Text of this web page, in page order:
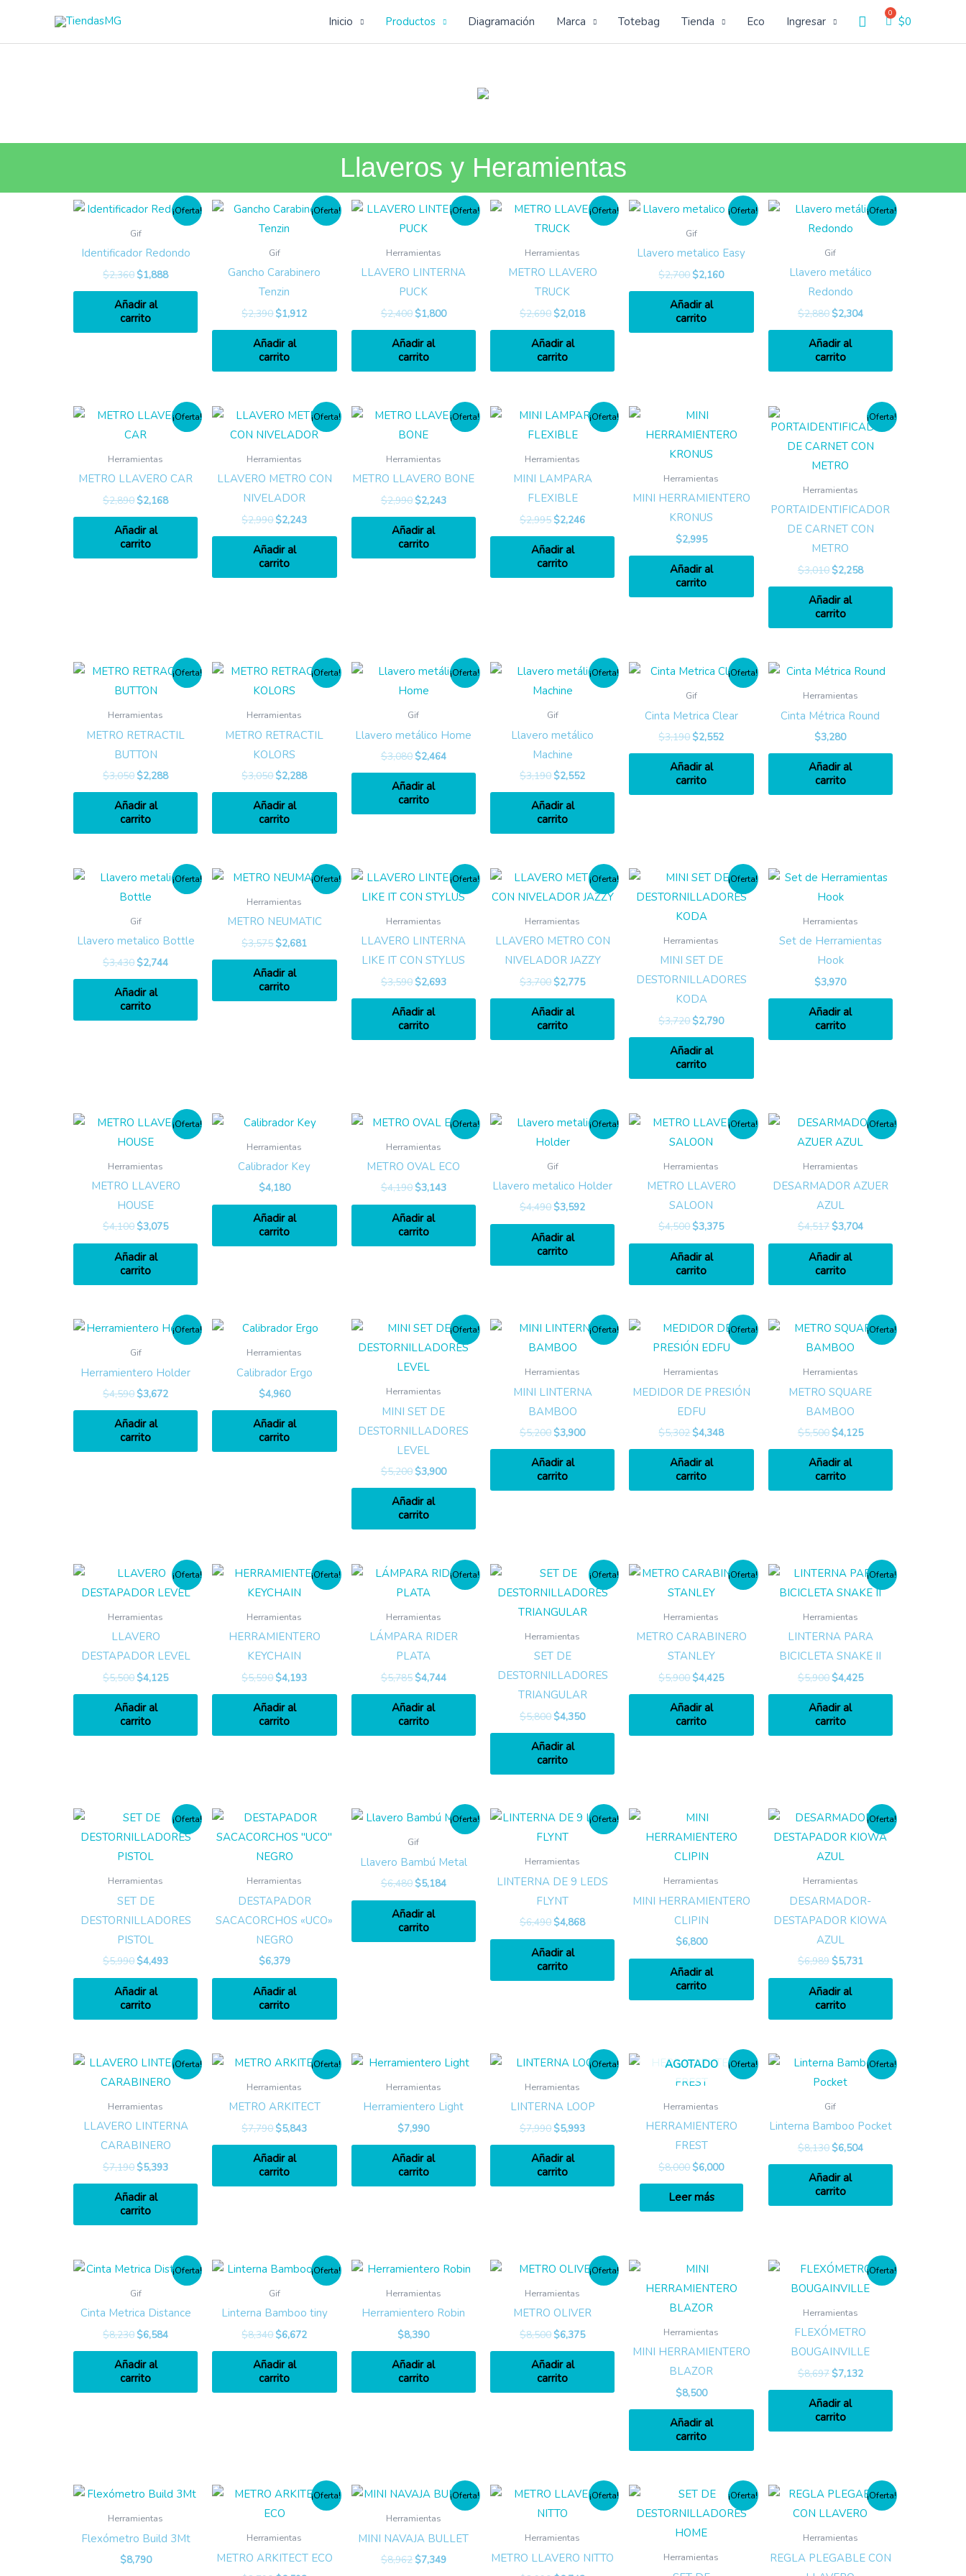
contenido
Inicio Productos Diagramación Marca Totebag Tienda Eco Ingresar Buscar$0
Llaveros y Heramientas
¡Oferta!
Gif
Identificador Redondo
$2,360 $1,888
Añadir al
carrito
¡Oferta!
Gif
Gancho Carabinero
Tenzin
$2,390$1,912
Añadir al
carrito
¡Oferta!
Herramientas
LLAVERO LINTERNA
PUCK
$2,400 $1,800
Añadir al
carrito
¡Oferta!
Herramientas
METRO LLAVERO
TRUCK
$2,690 $2,018
Añadir al
carrito
¡Oferta!
Gif
Llavero metalico Easy
$2,700$2,160
Añadir al
carrito
¡Oferta!
Gif
Llavero metálico
Redondo
$2,880 $2,304
Añadir al
carrito
¡Oferta!
Herramientas
METRO LLAVERO CAR
$2,890 $2,168
Añadir al
carrito
¡Oferta!
Herramientas
LLAVERO METRO CON
NIVELADOR
$2,990$2,243
Añadir al
carrito
¡Oferta!
Herramientas
METRO LLAVERO BONE
$2,990 $2,243
Añadir al
carrito
¡Oferta!
Herramientas
MINI LAMPARA
FLEXIBLE
$2,995 $2,246
Añadir al
carrito
Herramientas
MINI HERRAMIENTERO
KRONUS
$2,995
Añadir al
carrito
¡Oferta!
Herramientas
PORTAIDENTIFICADOR
DE CARNET CON
METRO
$3,010 $2,258
Añadir al
carrito
¡Oferta!
Herramientas
METRO RETRACTIL
BUTTON
$3,050 $2,288
Añadir al
carrito
¡Oferta!
Herramientas
METRO RETRACTIL
KOLORS
$3,050$2,288
Añadir al
carrito
¡Oferta!
Gif
Llavero metálico Home
$3,080 $2,464
Añadir al
carrito
¡Oferta!
Gif
Llavero metálico
Machine
$3,190 $2,552
Añadir al
carrito
¡Oferta!
Gif
Cinta Metrica Clear
$3,190$2,552
Añadir al
carrito
Herramientas
Cinta Métrica Round
$3,280
Añadir al
carrito
¡Oferta!
Gif
Llavero metalico Bottle
$3,430 $2,744
Añadir al
carrito
¡Oferta!
Herramientas
METRO NEUMATIC
$3,575$2,681
Añadir al
carrito
¡Oferta!
Herramientas
LLAVERO LINTERNA
LIKE IT CON STYLUS
$3,590 $2,693
Añadir al
carrito
¡Oferta!
Herramientas
LLAVERO METRO CON
NIVELADOR JAZZY
$3,700 $2,775
Añadir al
carrito
¡Oferta!
Herramientas
MINI SET DE
DESTORNILLADORES
KODA
$3,720$2,790
Añadir al
carrito
Herramientas
Set de Herramientas
Hook
$3,970
Añadir al
carrito
¡Oferta!
Herramientas
METRO LLAVERO
HOUSE
$4,100 $3,075
Añadir al
carrito
Herramientas
Calibrador Key
$4,180
Añadir al
carrito
¡Oferta!
Herramientas
METRO OVAL ECO
$4,190 $3,143
Añadir al
carrito
¡Oferta!
Gif
Llavero metalico Holder
$4,490 $3,592
Añadir al
carrito
¡Oferta!
Herramientas
METRO LLAVERO
SALOON
$4,500$3,375
Añadir al
carrito
¡Oferta!
Herramientas
DESARMADOR AZUER
AZUL
$4,517 $3,704
Añadir al
carrito
¡Oferta!
Gif
Herramientero Holder
$4,590 $3,672
Añadir al
carrito
Herramientas
Calibrador Ergo
$4,960
Añadir al
carrito
¡Oferta!
Herramientas
MINI SET DE
DESTORNILLADORES
LEVEL
$5,200 $3,900
Añadir al
carrito
¡Oferta!
Herramientas
MINI LINTERNA
BAMBOO
$5,200 $3,900
Añadir al
carrito
¡Oferta!
Herramientas
MEDIDOR DE PRESIÓN
EDFU
$5,302$4,348
Añadir al
carrito
¡Oferta!
Herramientas
METRO SQUARE
BAMBOO
$5,500 $4,125
Añadir al
carrito
¡Oferta!
Herramientas
LLAVERO
DESTAPADOR LEVEL
$5,500 $4,125
Añadir al
carrito
¡Oferta!
Herramientas
HERRAMIENTERO
KEYCHAIN
$5,590$4,193
Añadir al
carrito
¡Oferta!
Herramientas
LÁMPARA RIDER
PLATA
$5,785 $4,744
Añadir al
carrito
¡Oferta!
Herramientas
SET DE
DESTORNILLADORES
TRIANGULAR
$5,800 $4,350
Añadir al
carrito
¡Oferta!
Herramientas
METRO CARABINERO
STANLEY
$5,900$4,425
Añadir al
carrito
¡Oferta!
Herramientas
LINTERNA PARA
BICICLETA SNAKE II
$5,900 $4,425
Añadir al
carrito
¡Oferta!
Herramientas
SET DE
DESTORNILLADORES
PISTOL
$5,990 $4,493
Añadir al
carrito
Herramientas
DESTAPADOR
SACACORCHOS «UCO»
NEGRO
$6,379
Añadir al
carrito
¡Oferta!
Gif
Llavero Bambú Metal
$6,480 $5,184
Añadir al
carrito
¡Oferta!
Herramientas
LINTERNA DE 9 LEDS
FLYNT
$6,490 $4,868
Añadir al
carrito
Herramientas
MINI HERRAMIENTERO
CLIPIN
$6,800
Añadir al
carrito
¡Oferta!
Herramientas
DESARMADOR-
DESTAPADOR KIOWA
AZUL
$6,989 $5,731
Añadir al
carrito
¡Oferta!
Herramientas
LLAVERO LINTERNA
CARABINERO
$7,190 $5,393
Añadir al
carrito
¡Oferta!
Herramientas
METRO ARKITECT
$7,790$5,843
Añadir al
carrito
Herramientas
Herramientero Light
$7,990
Añadir al
carrito
¡Oferta!
Herramientas
LINTERNA LOOP
$7,990 $5,993
Añadir al
carrito
¡Oferta!
AGOTADO
Herramientas
HERRAMIENTERO
FREST
$8,000$6,000
Leer más
¡Oferta!
Gif
Linterna Bamboo Pocket
$8,130 $6,504
Añadir al
carrito
¡Oferta!
Gif
Cinta Metrica Distance
$8,230 $6,584
Añadir al
carrito
¡Oferta!
Gif
Linterna Bamboo tiny
$8,340$6,672
Añadir al
carrito
Herramientas
Herramientero Robin
$8,390
Añadir al
carrito
¡Oferta!
Herramientas
METRO OLIVER
$8,500 $6,375
Añadir al
carrito
Herramientas
MINI HERRAMIENTERO
BLAZOR
$8,500
Añadir al
carrito
¡Oferta!
Herramientas
FLEXÓMETRO
BOUGAINVILLE
$8,697 $7,132
Añadir al
carrito
Herramientas
Flexómetro Build 3Mt
$8,790
¡Oferta!
Herramientas
METRO ARKITECT ECO
¡Oferta!
Herramientas
MINI NAVAJA BULLET
$8,962 $7,349
¡Oferta!
Herramientas
METRO LLAVERO NITTO
¡Oferta!
Herramientas
¡Oferta!
Herramientas
REGLA PLEGABLE CON